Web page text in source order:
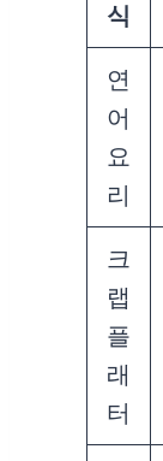
식
연
어
요
리
크
랩
플
래
터